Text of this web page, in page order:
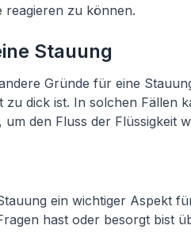
reagieren zu können.
Stauung
Gründe für eine
zu dick ist. In solchen Fällen
den Fluss der Flüssigkeit
ein wichtiger Aspekt
hast oder besorgt bist